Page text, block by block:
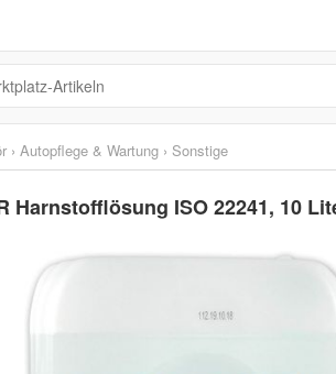
› Autopflege & Wartung › Sonstige
Harnstofflösung ISO 22241, 10